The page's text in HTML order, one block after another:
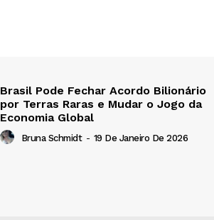
Brasil Pode Fechar Acordo Bilionário
por Terras Raras e Mudar o Jogo da
Economia Global
Bruna Schmidt - 19 De Janeiro De 2026